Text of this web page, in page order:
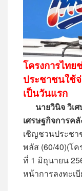
โครงการไทย
ประชาชนใช้
เป็นวันแรก
นายวินิจ วิเศ
เศรษฐกิจการค
เชิญชวนประชา
พลัส (60/40)(โค
ที่ 1 มิถุนายน
หน้าการลงทะเ